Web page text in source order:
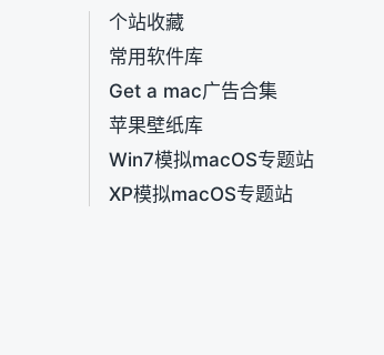
个站收藏
常用软件库
Get a mac广告合集
苹果壁纸库
Win7模拟macOS专题站
XP模拟macOS专题站